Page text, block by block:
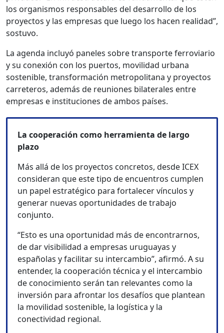
los organismos responsables del desarrollo de los
proyectos y las empresas que luego los hacen realidad”,
sostuvo.
La agenda incluyó paneles sobre transporte ferroviario
y su conexión con los puertos, movilidad urbana
sostenible, transformación metropolitana y proyectos
carreteros, además de reuniones bilaterales entre
empresas e instituciones de ambos países.
La cooperación como herramienta de largo
plazo
Más allá de los proyectos concretos, desde ICEX
consideran que este tipo de encuentros cumplen
un papel estratégico para fortalecer vínculos y
generar nuevas oportunidades de trabajo
conjunto.
“Esto es una oportunidad más de encontrarnos,
de dar visibilidad a empresas uruguayas y
españolas y facilitar su intercambio”, afirmó. A su
entender, la cooperación técnica y el intercambio
de conocimiento serán tan relevantes como la
inversión para afrontar los desafíos que plantean
la movilidad sostenible, la logística y la
conectividad regional.